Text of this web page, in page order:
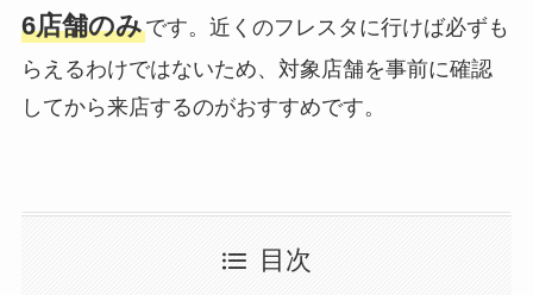
6店舗のみです。近くのフレスタに行けば必ずも
らえるわけではないため、対象店舗を事前に確認
してから来店するのがおすすめです。
目次